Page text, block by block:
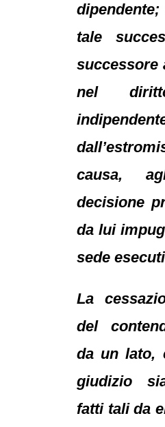
tale
successore
nel
causa,
decisione
da lui
sede
La
del
da un lato,
giudizio
fatti tali da